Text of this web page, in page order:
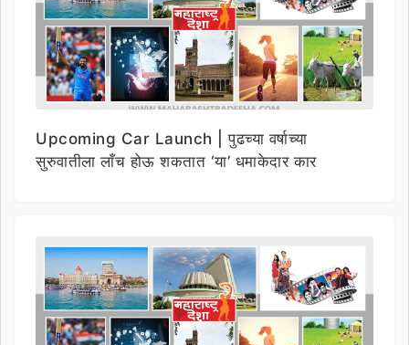
Upcoming Car Launch | पुढच्या वर्षाच्या
सुरुवातीला लाँच होऊ शकतात ‘या’ धमाकेदार कार